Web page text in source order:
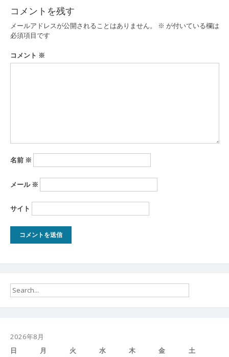
ビ
ゲ
ー
シ
コメントを残す
メールアドレスが公開されることはありません。 ※ が付いている欄は
必須項目です
コメント ※
名前 ※
メール ※
サイト
2026年8月
日
月 火 水 木 金
土